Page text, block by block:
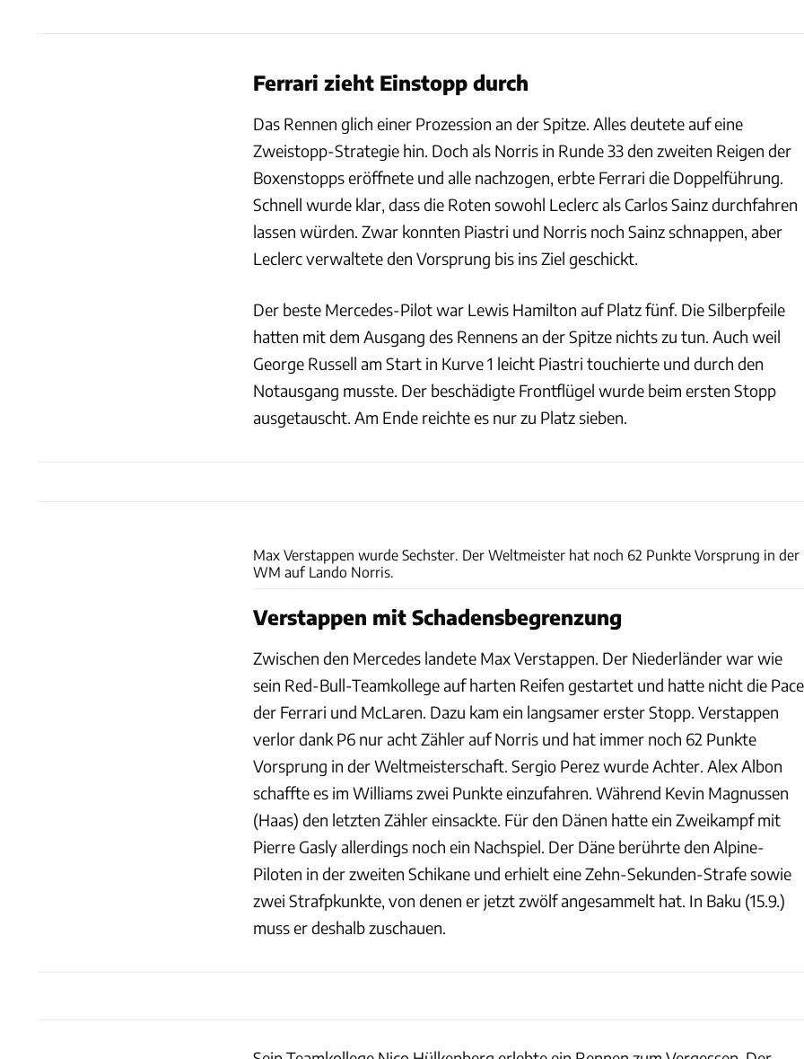
Ferrari zieht Einstopp durch
Das Rennen glich einer Prozession an der Spitze. Alles deutete auf eine
Zweistopp-Strategie hin. Doch als Norris in Runde 33 den zweiten Reigen der
Boxenstopps eröffnete und alle nachzogen, erbte Ferrari die Doppelführung.
Schnell wurde klar, dass die Roten sowohl Leclerc als Carlos Sainz durchfahren
lassen würden. Zwar konnten Piastri und Norris noch Sainz schnappen, aber
Leclerc verwaltete den Vorsprung bis ins Ziel geschickt.
Der beste Mercedes-Pilot war Lewis Hamilton auf Platz fünf. Die Silberpfeile
hatten mit dem Ausgang des Rennens an der Spitze nichts zu tun. Auch weil
George Russell am Start in Kurve 1 leicht Piastri touchierte und durch den
Notausgang musste. Der beschädigte Frontflügel wurde beim ersten Stopp
ausgetauscht. Am Ende reichte es nur zu Platz sieben.
Max Verstappen wurde Sechster. Der Weltmeister hat noch 62 Punkte Vorsprung in der
WM auf Lando Norris.
Verstappen mit Schadensbegrenzung
Zwischen den Mercedes landete Max Verstappen. Der Niederländer war wie
sein Red-Bull-Teamkollege auf harten Reifen gestartet und hatte nicht die Pace
der Ferrari und McLaren. Dazu kam ein langsamer erster Stopp. Verstappen
verlor dank P6 nur acht Zähler auf Norris und hat immer noch 62 Punkte
Vorsprung in der Weltmeisterschaft. Sergio Perez wurde Achter. Alex Albon
schaffte es im Williams zwei Punkte einzufahren. Während Kevin Magnussen
(Haas) den letzten Zähler einsackte. Für den Dänen hatte ein Zweikampf mit
Pierre Gasly allerdings noch ein Nachspiel. Der Däne berührte den Alpine-
Piloten in der zweiten Schikane und erhielt eine Zehn-Sekunden-Strafe sowie
zwei Strafpkunkte, von denen er jetzt zwölf angesammelt hat. In Baku (15.9.)
muss er deshalb zuschauen.